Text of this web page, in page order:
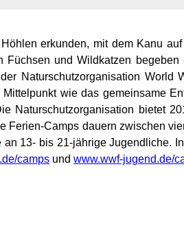
erkunden, mit dem Kanu
und Wildkatzen
Naturschutzorganisation World
wie das gemeinsame
Naturschutzorganisation bietet
Ferien-Camps dauern zwischen
13- bis 21-jährige Jugendliche.
camps und www.wwf-jugend.de/